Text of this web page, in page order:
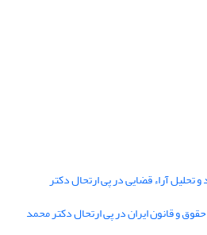
تحلیل آراء قضایی در پی ارتحال دکتر
و قانون ایران در پی ارتحال دکتر محمد